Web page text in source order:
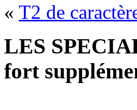
« T2 de
LES
fort